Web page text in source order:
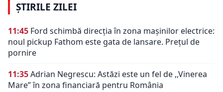
ȘTIRILE ZILEI
11:45 Ford schimbă direcția în zona mașinilor electrice:
noul pickup Fathom este gata de lansare. Prețul de
pornire
11:35Adrian Negrescu: Astăzi este un fel de ,,Vinerea
Mare’’ în zona financiară pentru România